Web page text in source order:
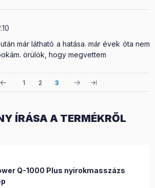
már látható a hatása. már évek óta nem
örülök, hogy megvettem
1 2 3
ÍRÁSA A TERMÉKRŐL
Q-1000 Plus nyirokmasszázs